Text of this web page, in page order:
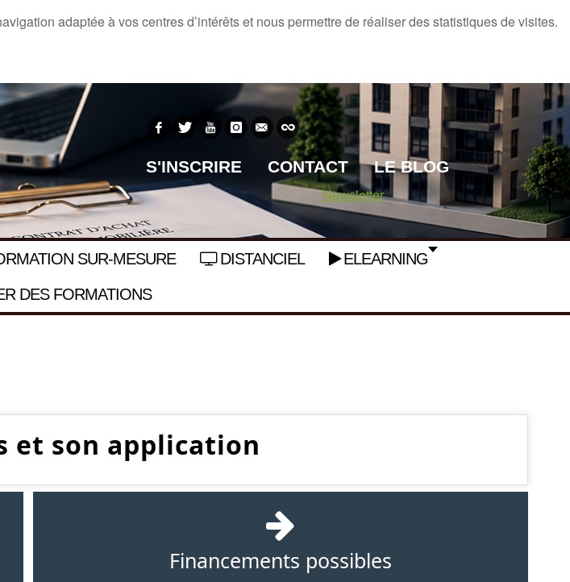
adaptée à vos centres d’intérêts et nous permettre de réaliser des statistiques de visites.
S'INSCRIRE CONTACT
LE BLOG
Newsletter
SUR-MESURE DISTANCIEL
ELEARNING
DES FORMATIONS
et son application
Financements possibles